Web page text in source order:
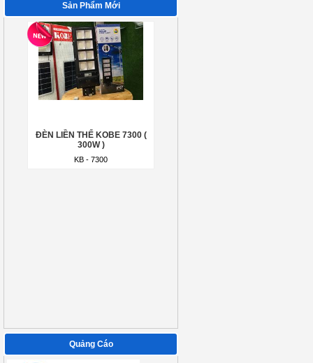
Sản Phẩm Mới
KB - 7300
ĐÈN LIỀN THỂ KOBE 7300 (
300W )
KB - 7300
Quảng Cáo